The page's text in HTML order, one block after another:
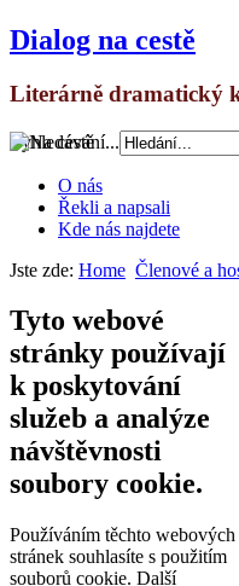
Dialog na cestě
Literárně dramatický
Vyhledávání...
O nás
Řekli a napsali
Kde nás najdete
Jste zde: Home Členové a
Tyto webové
stránky používají
k poskytování
služeb a analýze
návštěvnosti
soubory cookie.
Používáním těchto webových
stránek souhlasíte s použitím
souborů cookie. Další